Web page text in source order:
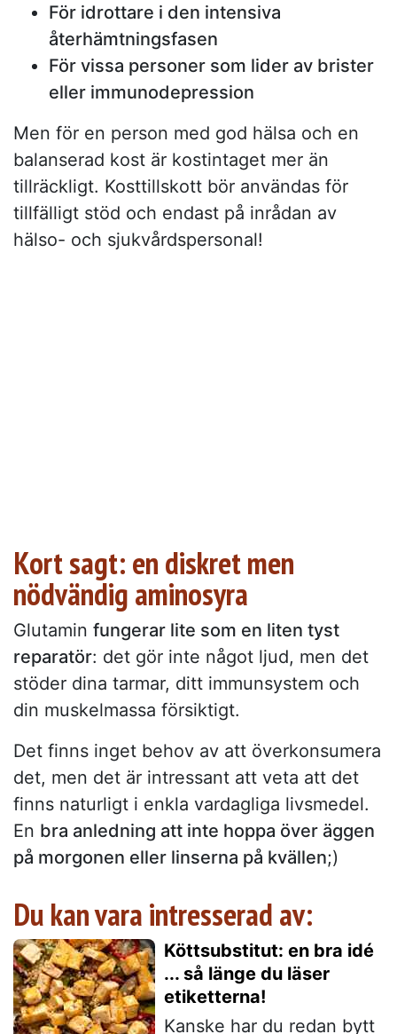
För idrottare i den intensiva
återhämtningsfasen
För vissa personer som lider av brister
eller immunodepression
Men för en person med god hälsa och en
balanserad kost är kostintaget mer än
tillräckligt. Kosttillskott bör användas för
tillfälligt stöd och endast på inrådan av
hälso- och sjukvårdspersonal!
Kort sagt: en diskret men
nödvändig aminosyra
Glutamin fungerar lite som en liten tyst
reparatör: det gör inte något ljud, men det
stöder dina tarmar, ditt immunsystem och
din muskelmassa försiktigt.
Det finns inget behov av att överkonsumera
det, men det är intressant att veta att det
finns naturligt i enkla vardagliga livsmedel.
En bra anledning att inte hoppa över äggen
på morgonen eller linserna på kvällen;)
Du kan vara intresserad av:
Köttsubstitut: en bra idé
... så länge du läser
etiketterna!
Kanske har du redan bytt